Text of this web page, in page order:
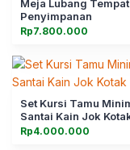
Meja Lubang Tempat
Penyimpanan
Rp7.800.000
Set Kursi Tamu
Santai Kain Jok
Rp4.000.000